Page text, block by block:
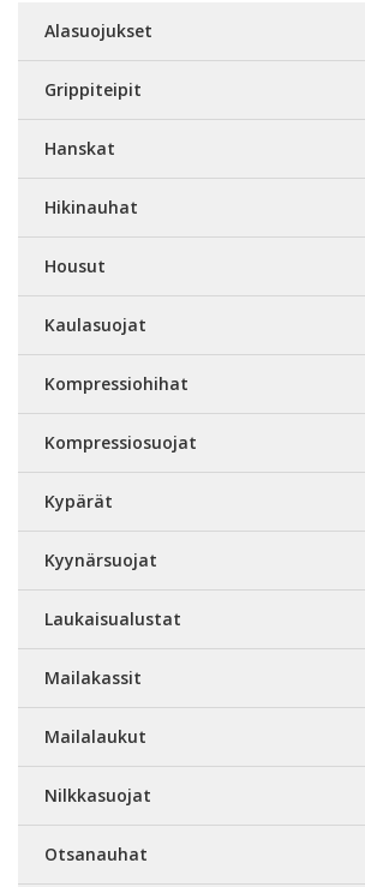
Alasuojukset
Grippiteipit
Hanskat
Hikinauhat
Housut
Kaulasuojat
Kompressiohihat
Kompressiosuojat
Kypärät
Kyynärsuojat
Laukaisualustat
Mailakassit
Mailalaukut
Nilkkasuojat
Otsanauhat